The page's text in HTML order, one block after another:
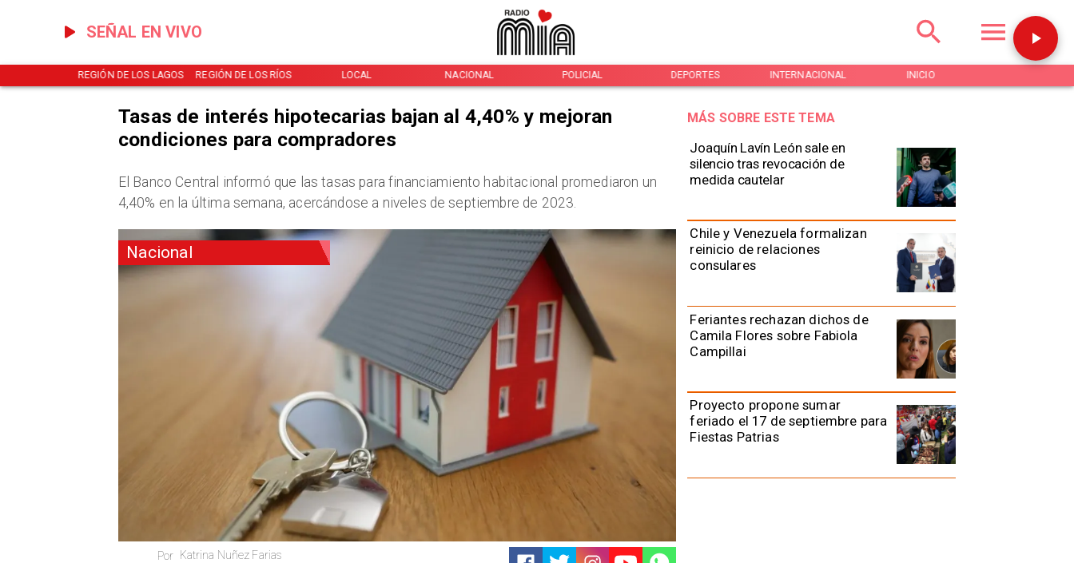
SEÑAL EN VIVO
REGIÓN DE LOS LAGOS REGIÓN DE LOS RÍOS LOCAL NACIONAL POLICIAL DEPORTES INTERNACIONAL INICIO
Nacional
Katrina Nuñez Farias
Por
Joaquín Lavín León sale en
silencio tras revocación de
medida cautelar
Chile y Venezuela formalizan
reinicio de relaciones
consulares
Feriantes rechazan dichos de
Camila Flores sobre Fabiola
Campillai
Proyecto propone sumar
feriado el 17 de septiembre para
Fiestas Patrias
MÁS SOBRE ESTE TEMA
Tasas de interés hipotecarias bajan al 4,40% y mejoran
condiciones para compradores
​El Banco Central informó que las tasas para financiamiento habitacional promediaron un
4,40% en la última semana, acercándose a niveles de septiembre de 2023.